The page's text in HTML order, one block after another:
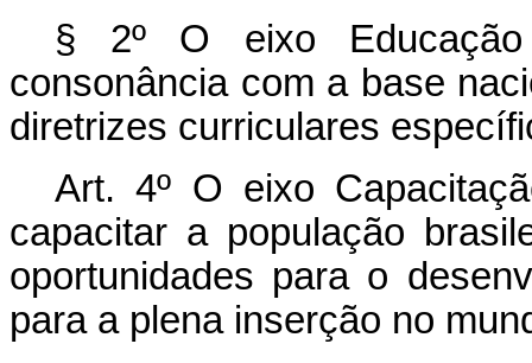
§ 2º O eixo
consonância com a base
diretrizes curriculares
Art. 4º O eixo
capacitar a população
oportunidades para o
para a plena inserção no